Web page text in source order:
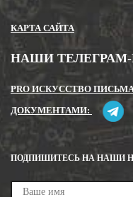
КАРТА САЙТА
НАШИ
PRO ИСКУССТВО
ДОКУМЕНТАМИ:
ПОДПИШИТЕСЬ НА НАШИ